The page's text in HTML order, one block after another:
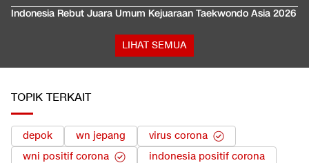
Indonesia Rebut Juara Umum Kejuaraan Taekwondo Asia 2026
LIHAT SEMUA
TOPIK TERKAIT
depok wn jepang
virus corona
wni positif corona
indonesia positif corona